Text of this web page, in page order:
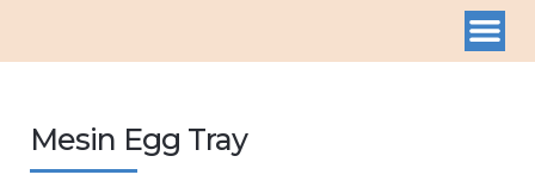
Mesin Egg Tray